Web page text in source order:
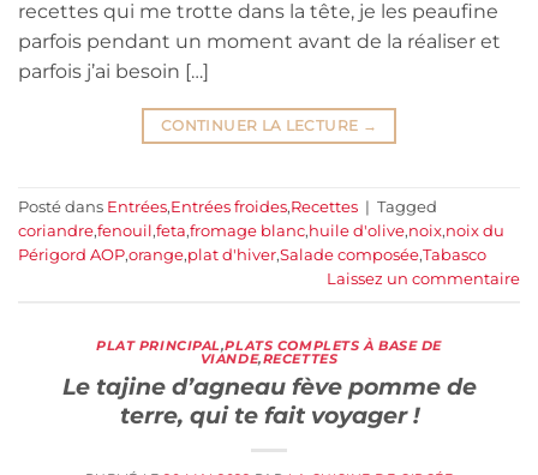
recettes qui me trotte dans la tête, je les peaufine
parfois pendant un moment avant de la réaliser et
parfois j’ai besoin […]
CONTINUER LA LECTURE →
Posté dans Entrées,Entrées froides,Recettes | Tagged
coriandre,fenouil ,feta,fromage blanc,huile d'olive,noix,noix du
Périgord AOP,orange,plat d'hiver,Salade composée,Tabasco
Laissez un commentaire
PLAT PRINCIPAL,PLATS COMPLETS À BASE DE
VIANDE,RECETTES
Le tajine d’agneau fève pomme de
terre, qui te fait voyager !